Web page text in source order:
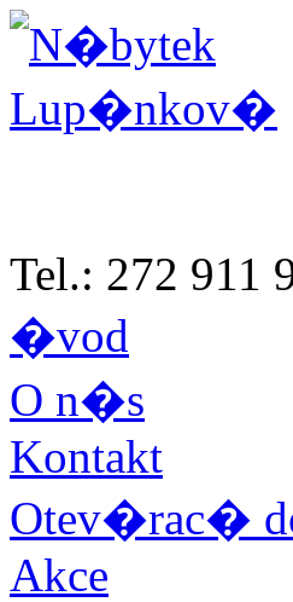
Tel.: 272 911
�vod
O n�s
Kontakt
Otev�rac�
Akce